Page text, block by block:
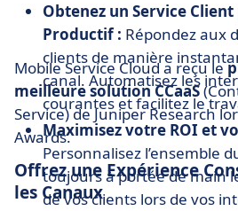
Obtenez un Service
Productif : Répondez aux
clients de manière
canal. Automatisez les
courantes et facilitez le
Maximisez votre ROI et
Personnalisez l’ensemble
toujours à portée de main
de vos clients lors de vos
Mobile Service Cloud a reçu le
meilleure solution CCaaS
Service) de Juniper Research
Awards.
Offrez une Expérience
les Canaux